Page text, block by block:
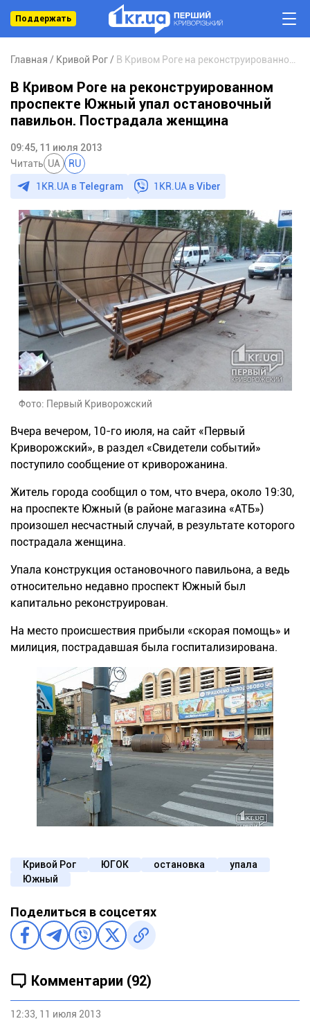
Поддержать
Главная Кривой Рог
В Кривом Роге на реконструированном
проспекте Южный упал остановочный
павильон. Пострадала женщина
09:45, 11 июля 2013
Читать UA RU
1KR.UA в Telegram 1KR.UA вViber
Фото: Первый Криворожский
Вчера вечером, 10-го июля, на сайт «Первый
Криворожский», в раздел «Свидетели событий»
поступило сообщение от криворожанина.
Житель города сообщил о том, что вчера, около 19:30,
на проспекте Южный (в районе магазина «АТБ»)
произошел несчастный случай, в результате которого
пострадала женщина.
Упала конструкция остановочного павильона, а ведь
относительно недавно проспект Южный был
капитально реконструирован.
На место происшествия прибыли «скорая помощь» и
милиция, пострадавшая была госпитализирована.
Кривой Рог ЮГОК остановка
упала
Южный
Поделиться в соцсетях
Комментарии (92)
12:33, 11 июля 2013